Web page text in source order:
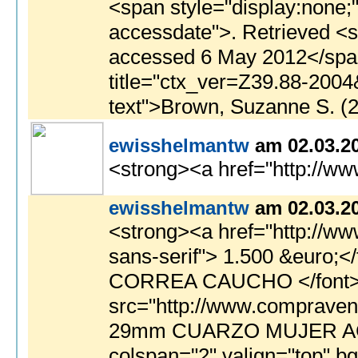
ewisshelmantw am
<strong><a href="http://
ewisshelmantw am
<strong><a href="http://www.festinosicily.com/watches.php?f=newindex">alla mÃ¤rke klockor</a></